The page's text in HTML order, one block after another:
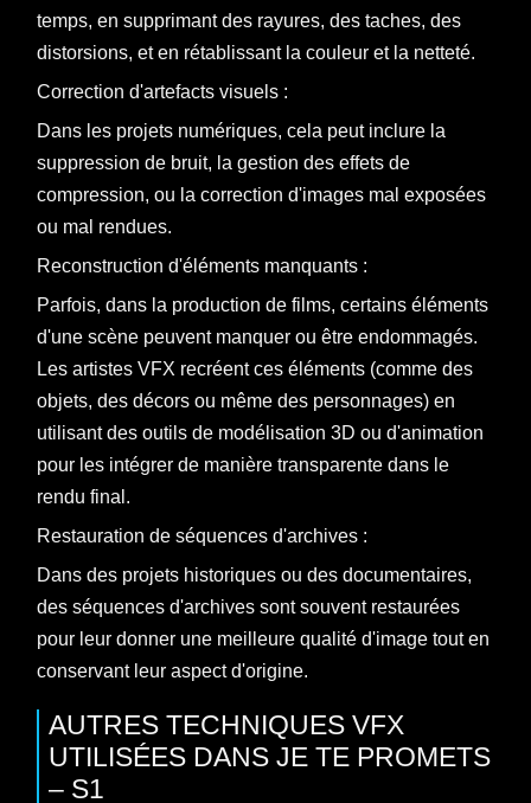
temps, en supprimant des rayures, des taches, des
distorsions, et en rétablissant la couleur et la netteté.
Correction d'artefacts visuels :
Dans les projets numériques, cela peut inclure la
suppression de bruit, la gestion des effets de
compression, ou la correction d'images mal exposées
ou mal rendues.
Reconstruction d'éléments manquants :
Parfois, dans la production de films, certains éléments
d'une scène peuvent manquer ou être endommagés.
Les artistes VFX recréent ces éléments (comme des
objets, des décors ou même des personnages) en
utilisant des outils de modélisation 3D ou d'animation
pour les intégrer de manière transparente dans le
rendu final.
Restauration de séquences d'archives :
Dans des projets historiques ou des documentaires,
des séquences d'archives sont souvent restaurées
pour leur donner une meilleure qualité d'image tout en
conservant leur aspect d'origine.
AUTRES TECHNIQUES VFX
UTILISÉES DANS JE TE PROMETS
– S1